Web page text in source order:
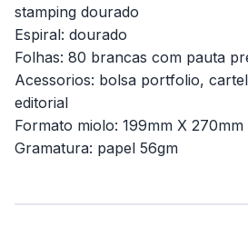
stamping dourado
Espiral: dourado
Folhas: 80 brancas com pauta
Acessorios: bolsa portfolio,
editorial
Formato miolo: 199mm X 270mm
Gramatura: papel 56gm